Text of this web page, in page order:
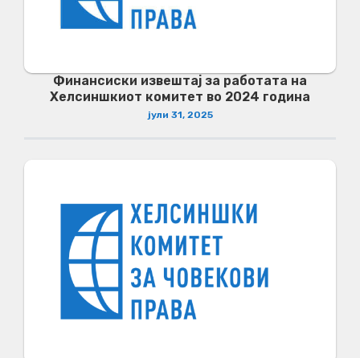
Финансиски извештај за работата на
Хелсиншкиот комитет во 2024 година
јули 31, 2025